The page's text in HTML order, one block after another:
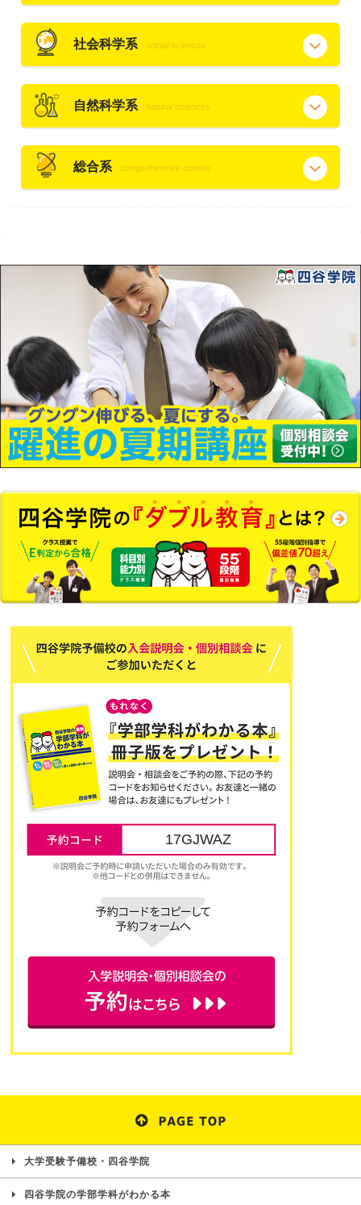
社会科学系 social sciences
自然科学系 natural sciences
総合系 comprehensive course
17GJWAZ
大学受験予備校・四谷学院
四谷学院の学部学科がわかる本